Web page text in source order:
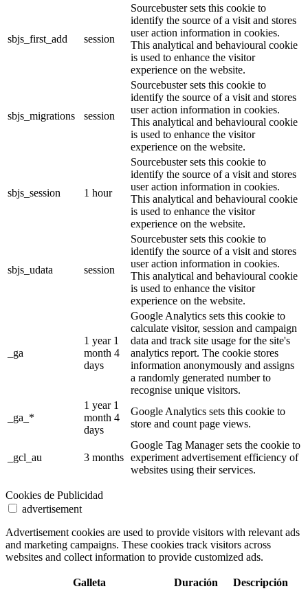
sbjs_first_add session
Sourcebuster sets this cookie to
identify the source of a visit and stores
user action information in cookies.
This analytical and behavioural cookie
is used to enhance the visitor
experience on the website.
sbjs_migrations session
Sourcebuster sets this cookie to
identify the source of a visit and stores
user action information in cookies.
This analytical and behavioural cookie
is used to enhance the visitor
experience on the website.
sbjs_session 1 hour
Sourcebuster sets this cookie to
identify the source of a visit and stores
user action information in cookies.
This analytical and behavioural cookie
is used to enhance the visitor
experience on the website.
sbjs_udata session
Sourcebuster sets this cookie to
identify the source of a visit and stores
user action information in cookies.
This analytical and behavioural cookie
is used to enhance the visitor
experience on the website.
_ga
1 year 1
month 4
days
Google Analytics sets this cookie to
calculate visitor, session and campaign
data and track site usage for the site's
analytics report. The cookie stores
information anonymously and assigns
a randomly generated number to
recognise unique visitors.
_ga_*
1 year 1
month 4
days
Google Analytics sets this cookie to
store and count page views.
_gcl_au 3 months
Google Tag Manager sets the cookie to
experiment advertisement efficiency of
websites using their services.
Cookies de Publicidad
advertisement
Advertisement cookies are used to provide visitors with relevant ads
and marketing campaigns. These cookies track visitors across
websites and collect information to provide customized ads.
Galleta Duración Descripción